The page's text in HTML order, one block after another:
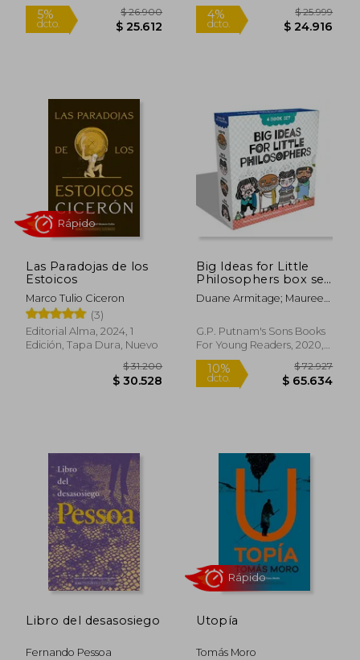
5% 4%
dcto.
Las Paradojas de los
Estoicos
Marco Tulio Ciceron
(3)
Editorial Alma, 2024, 1
Edición, Tapa Dura, Nuevo
$ 31.200
$ 30.528
Rápido
Big Ideas for Little
Philosophers box set
(en Inglés)
Duane Armitage; Maureen
G.P. Putnam's Sons Books
For Young Readers, 2020,
Libro De Cartón, Nuevo
10%
dcto.
Libro del desasosiego
Fernando Pessoa
Utopía
Tomás Moro